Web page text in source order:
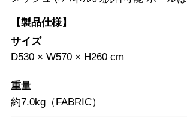
【製品仕様】
サイズ
D530 × W570 × H260 cm
重量
約7.0kg（FABRIC）